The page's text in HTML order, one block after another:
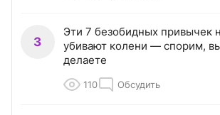
3
Эти 7 безобидных привычек
убивают колени — спорим,
делаете
110 Обсудить